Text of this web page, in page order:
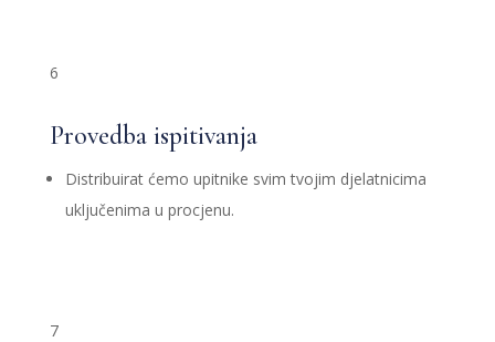
6
Provedba ispitivanja
Distribuirat ćemo upitnike svim tvojim djelatnicima
uključenima u procjenu.
7